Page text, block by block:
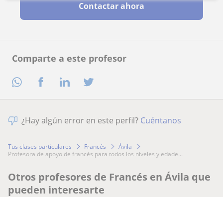
Comparte a este profesor
Contactar ahora
¿Hay algún error en este perfil? Cuéntanos
Tus clases particulares Francés
Ávila
profesora de apoyo de francés para todos los niveles y edade...
Otros profesores de Francés en Ávila que
pueden interesarte